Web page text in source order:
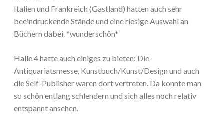
Italien und Frankreich (Gastland) hatten auch sehr
beeindruckende Stände und eine riesige Auswahl an
Büchern dabei. *wunderschön*
Halle 4 hatte auch einiges zu bieten: Die
Antiquariatsmesse, Kunstbuch/Kunst/Design und auch
die Self-Publisher waren dort vertreten. Da konnte man
so schön entlang schlendern und sich alles noch relativ
entspannt ansehen.